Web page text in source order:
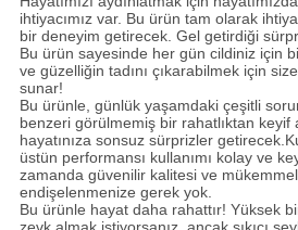
ihtiyacımız var. Bu ürün tam olarak
bir deneyim getirecek. Gel getirdiği
Bu ürün sayesinde her gün cildiniz için
ve güzelliğin tadını çıkarabilmek için
sunar!
Bu ürünle, günlük yaşamdaki çeşitli
benzeri görülmemiş bir rahatlıktan keyif
hayatınıza sonsuz sürprizler
üstün performansı kullanımı kolay ve
zamanda güvenilir kalitesi ve
endişelenmenize gerek yok.
Bu ürünle hayat daha rahattır! Yüksek